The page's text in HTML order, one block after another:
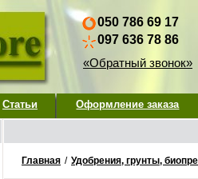
050 786 69 17
097 636 78 86
«Обратный звонок»
Статьи Оформление заказа
Главная / Удобрения, грунты,